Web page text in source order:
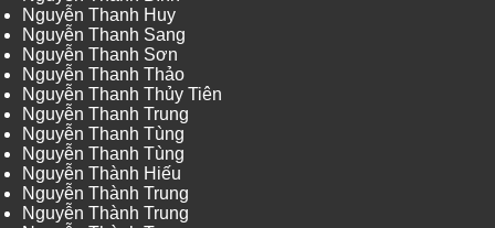
Nguyễn Thanh Huy
Nguyễn Thanh Sang
Nguyễn Thanh Sơn
Nguyễn Thanh Thảo
Nguyễn Thanh Thủy Tiên
Nguyễn Thanh Trung
Nguyễn Thanh Tùng
Nguyễn Thanh Tùng
Nguyễn Thành Hiếu
Nguyễn Thành Trung
Nguyễn Thành Trung